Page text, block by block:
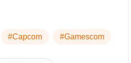
#Capcom #Gamescom